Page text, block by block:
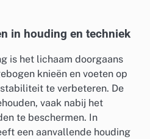
in houding en techniek
is het lichaam doorgaans
knieën en voeten op
te verbeteren. De
vaak nabij het
te beschermen. In
een aanvallende houding